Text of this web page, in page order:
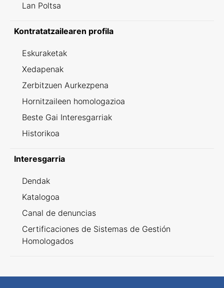
Lan Poltsa
Kontratatzailearen profila
Eskuraketak
Xedapenak
Zerbitzuen Aurkezpena
Hornitzaileen homologazioa
Beste Gai Interesgarriak
Historikoa
Interesgarria
Dendak
Katalogoa
Canal de denuncias
Certificaciones de Sistemas de Gestión
Homologados